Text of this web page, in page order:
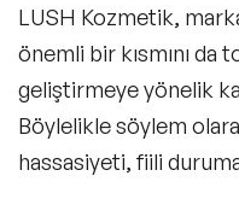
LUSH Kozmetik,
önemli bir kısmını
geliştirmeye yönelik
Böylelikle söylem
hassasiyeti, fiili